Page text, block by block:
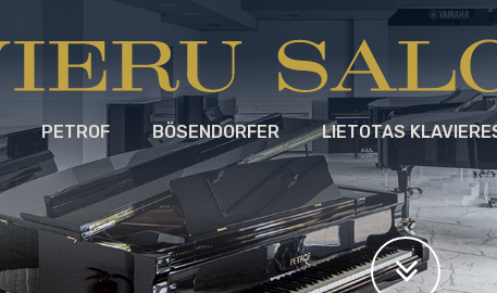
PETROF BÖSENDORFER LIETOTAS